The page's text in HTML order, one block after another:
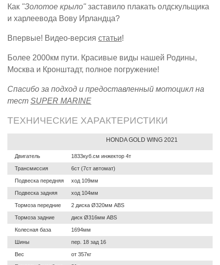
Как "Золотое крыло" заставило плакать олдскульщика
и харлеевода Вову Ирландца?
Впервые! Видео-версия статьи!
Более 2000км пути. Красивые виды нашей Родины,
Москва и Кронштадт, полное погружение!
Спасибо за подход и предоставленный мотоцикл на
тест SUPER MARINE
ТЕХНИЧЕСКИЕ ХАРАКТЕРИСТИКИ
Двигатель
Трансмиссия
Подвеска передняя
Подвеска задняя
Тормоза передние
Тормоза задние
Колесная база
Шины
Вес
HONDA GOLD WING 2021
1833куб.см инжектор 4т
6ст (7ст автомат)
ход 109мм
ход 104мм
2 диска Ø320мм ABS
диск Ø316мм ABS
1694мм
пер. 18 зад 16
от 357кг